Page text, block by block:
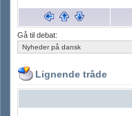
Gå til debat:
Lignende tråde